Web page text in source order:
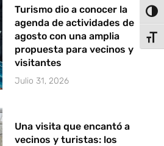
Turismo dio a conocer la
agenda de actividades de
agosto con una amplia
propuesta para vecinos y
visitantes
Julio 31, 2026
Una visita que encantó a
vecinos y turistas: los